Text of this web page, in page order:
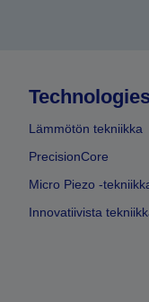
Lämmötön tekniikka
PrecisionCore
Micro Piezo -
Innovatiivista